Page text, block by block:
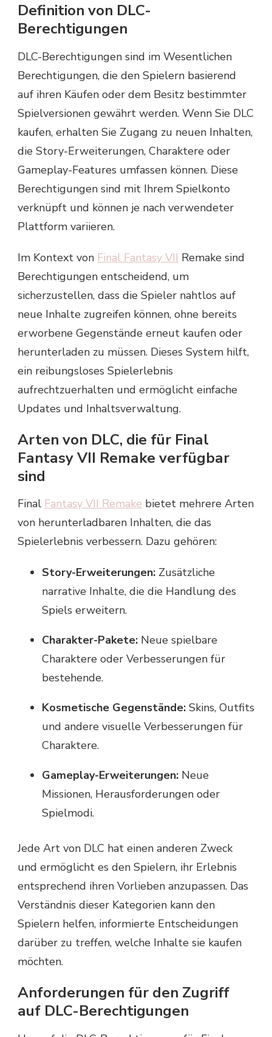
Definition von DLC-
Berechtigungen
DLC-Berechtigungen sind im Wesentlichen
Berechtigungen, die den Spielern basierend
auf ihren Käufen oder dem Besitz bestimmter
Spielversionen gewährt werden. Wenn Sie DLC
kaufen, erhalten Sie Zugang zu neuen Inhalten,
die Story-Erweiterungen, Charaktere oder
Gameplay-Features umfassen können. Diese
Berechtigungen sind mit Ihrem Spielkonto
verknüpft und können je nach verwendeter
Plattform variieren.
Im Kontext von Final Fantasy VII Remake sind
Berechtigungen entscheidend, um
sicherzustellen, dass die Spieler nahtlos auf
neue Inhalte zugreifen können, ohne bereits
erworbene Gegenstände erneut kaufen oder
herunterladen zu müssen. Dieses System hilft,
ein reibungsloses Spielerlebnis
aufrechtzuerhalten und ermöglicht einfache
Updates und Inhaltsverwaltung.
Arten von DLC, die für Final
Fantasy VII Remake verfügbar
sind
Final Fantasy VII Remake bietet mehrere Arten
von herunterladbaren Inhalten, die das
Spielerlebnis verbessern. Dazu gehören:
Story-Erweiterungen: Zusätzliche
narrative Inhalte, die die Handlung des
Spiels erweitern.
Charakter-Pakete: Neue spielbare
Charaktere oder Verbesserungen für
bestehende.
Kosmetische Gegenstände: Skins, Outfits
und andere visuelle Verbesserungen für
Charaktere.
Gameplay-Erweiterungen: Neue
Missionen, Herausforderungen oder
Spielmodi.
Jede Art von DLC hat einen anderen Zweck
und ermöglicht es den Spielern, ihr Erlebnis
entsprechend ihren Vorlieben anzupassen. Das
Verständnis dieser Kategorien kann den
Spielern helfen, informierte Entscheidungen
darüber zu treffen, welche Inhalte sie kaufen
möchten.
Anforderungen für den Zugriff
auf DLC-Berechtigungen